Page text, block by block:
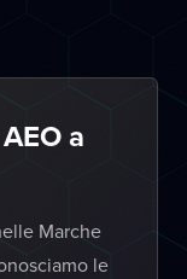
a
Marche
le